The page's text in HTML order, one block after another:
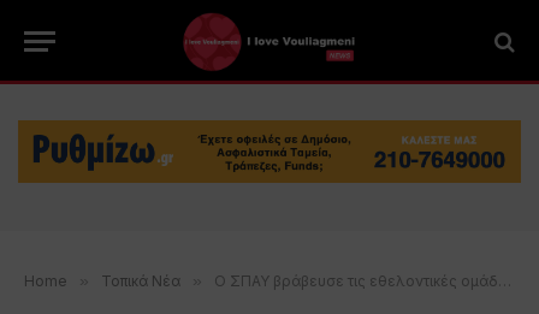
Home » Τοπικά Νέα » Ο ΣΠΑΥ βράβευσε τις εθελοντικές ομάδες δασοπροστασίας των 3Β